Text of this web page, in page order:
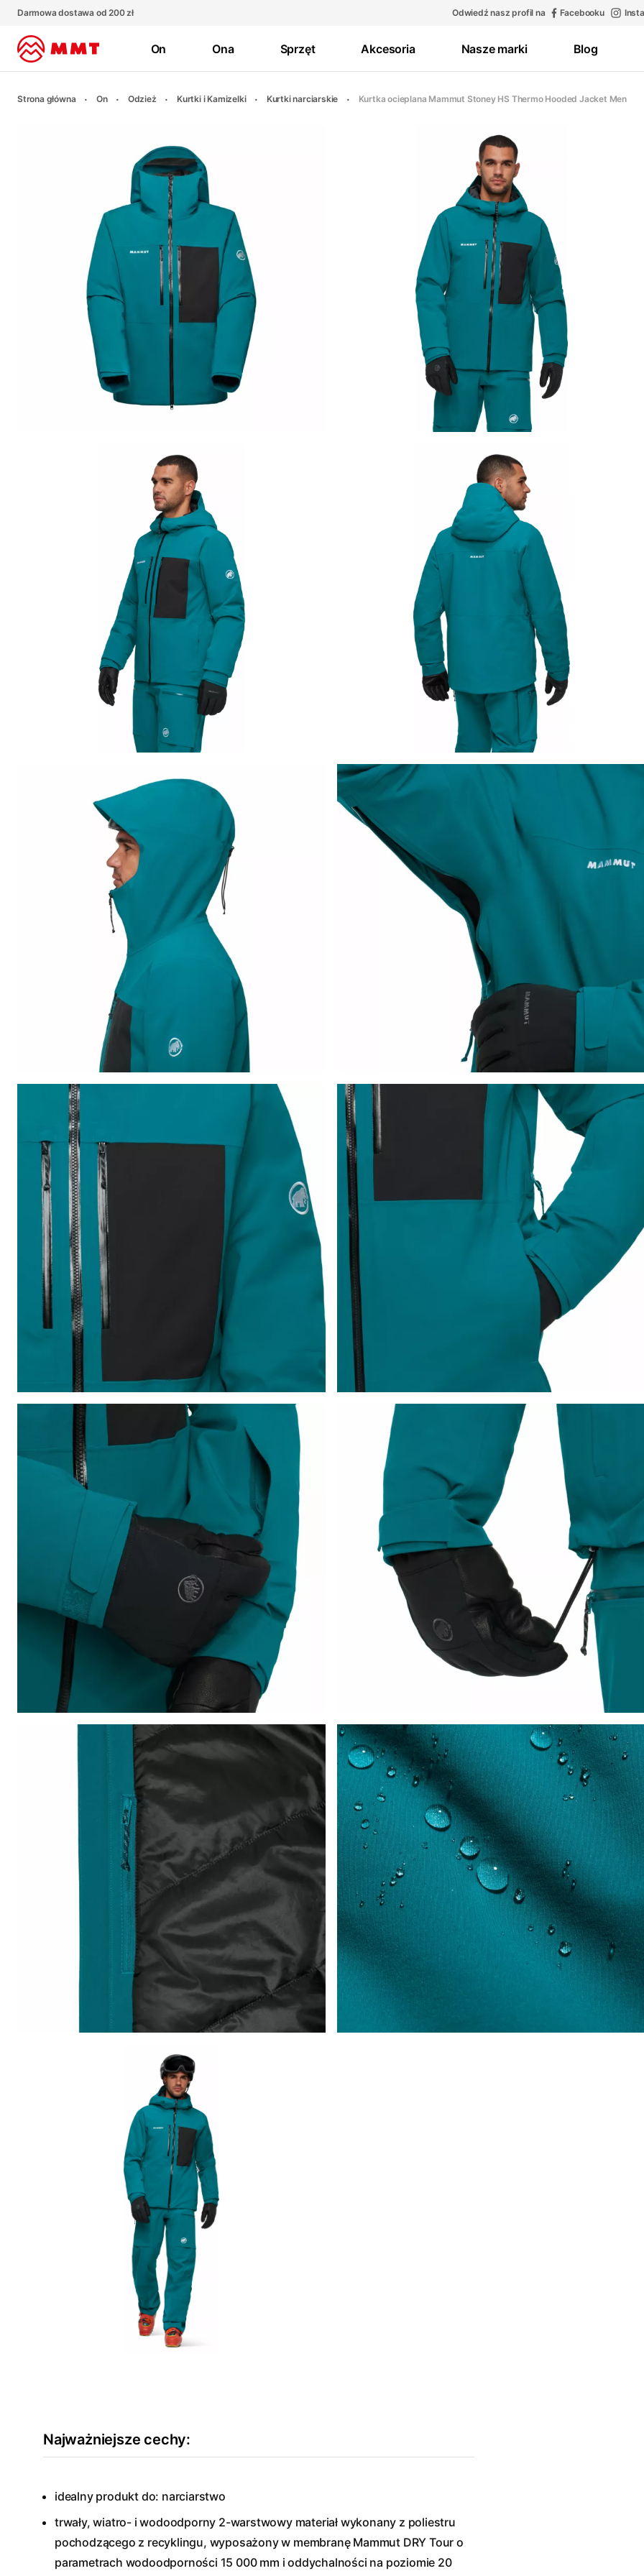
Darmowa dostawa od 200 zł Odwiedź nasz profil na Facebooku
On Ona Sprzęt Akcesoria Nasze marki Blog
Strona główna On Odzież Kurtki i Kamizelki Kurtki narciarskie Kurtka ocieplana Mammut Stoney HS Thermo Hooded Jacket Men
Najważniejsze cechy:
idealny produkt do: narciarstwo
trwały, wiatro- i wodoodporny 2-warstwowy materiał wykonany z poliestru
pochodzącego z recyklingu, wyposażony w membranę Mammut DRY Tour o
parametrach wodoodporności 15 000 mm i oddychalności na poziomie 20